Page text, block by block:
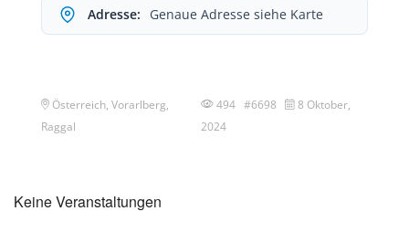
Adresse: Genaue Adresse siehe Karte
Österreich, Vorarlberg,
Raggal
494 #6698
8 Oktober,
2024
Keine Veranstaltungen